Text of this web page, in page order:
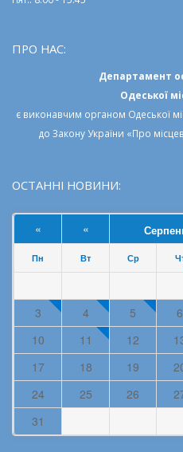
ПРО НАС:
Департамент
Одеської
є виконавчим органом Одеської
до Закону України «Про
ОСТАННІ НОВИНИ:
« «
Пн Вт Ср
3
4 5 6
10
11 12
17
18 19
24
25 26
31